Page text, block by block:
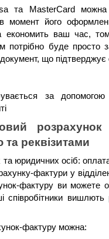
та MasterCard можна
момент його
економить ваш час,
потрібно буде просто
що
за допомогою
реквізитами
юридичних осіб:
фактури у
фактуру ви можете
співробітники
фактуру можна: